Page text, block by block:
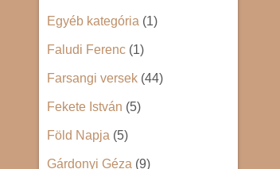
Egyéb kategória (1)
Faludi Ferenc (1)
Farsangi versek (44)
Fekete István (5)
Föld Napja (5)
Gárdonyi Géza (9)